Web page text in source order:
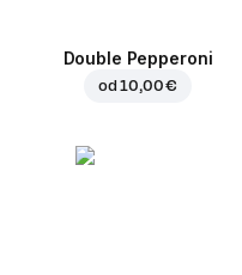
Double Pepperoni
od10,00 €